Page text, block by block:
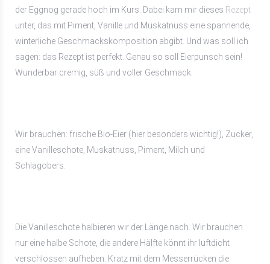
der Eggnog gerade hoch im Kurs. Dabei kam mir dieses Rezept
unter, das mit Piment, Vanille und Muskatnuss eine spannende,
winterliche Geschmackskomposition abgibt. Und was soll ich
sagen: das Rezept ist perfekt. Genau so soll Eierpunsch sein!
Wunderbar cremig, süß und voller Geschmack.
Wir brauchen: frische Bio-Eier (hier besonders wichtig!), Zucker,
eine Vanilleschote, Muskatnuss, Piment, Milch und
Schlagobers.
Die Vanilleschote halbieren wir der Länge nach. Wir brauchen
nur eine halbe Schote, die andere Hälfte könnt ihr luftdicht
verschlossen aufheben. Kratz mit dem Messerrücken die